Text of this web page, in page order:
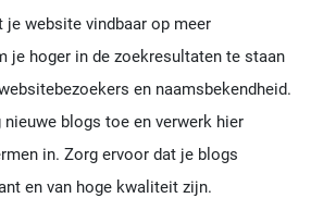
je website vindbaar op meer
je hoger in de zoekresultaten te staan
en naamsbekendheid.
blogs toe en verwerk hier
in. Zorg ervoor dat je blogs
en van hoge kwaliteit zijn.